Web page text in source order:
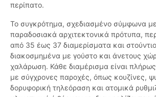
περίπατο.
Το συγκρότημα, σχεδιασμένο σύμφωνα
παραδοσιακά αρχιτεκτονικά πρότυπα,
από 35 έως 37 διαμερίσματα και
διακοσμημένα με γούστο και άνετους
χαλάρωση. Κάθε διαμέρισμα είναι
με σύγχρονες παροχές, όπως κουζίνες,
δορυφορική τηλεόραση και ατομικά